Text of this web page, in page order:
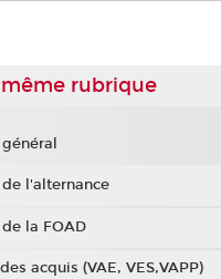
rubrique
l'alternance
la FOAD
acquis (VAE, VES,VAPP)